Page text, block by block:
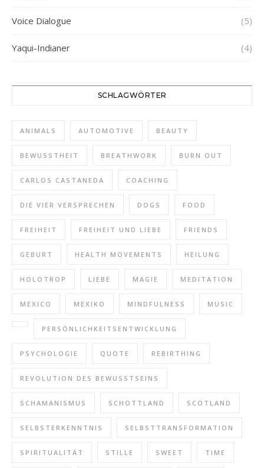
Voice Dialogue (5)
Yaqui-Indianer (4)
SCHLAGWÖRTER
ANIMALS AUTOMOTIVE BEAUTY
BEWUSSTHEIT BREATHWORK BURN OUT
CARLOS CASTANEDA COACHING
DIE VIER VERSPRECHEN DOGS FOOD
FREIHEIT FREIHEIT UND LIEBE FRIENDS
GEBURT HEALTH MOVEMENTS HEILUNG
HOLOTROP LIEBE MAGIE MEDITATION
MEXICO MEXIKO MINDFULNESS MUSIC
PERSÖNLICHKEITSENTWICKLUNG
PSYCHOLOGIE QUOTE REBIRTHING
REVOLUTION DES BEWUSSTSEINS
SCHAMANISMUS SCHOTTLAND SCOTLAND
SELBSTERKENNTNIS SELBSTTRANSFORMATION
SPIRITUALITÄT STILLE SWEET TIME